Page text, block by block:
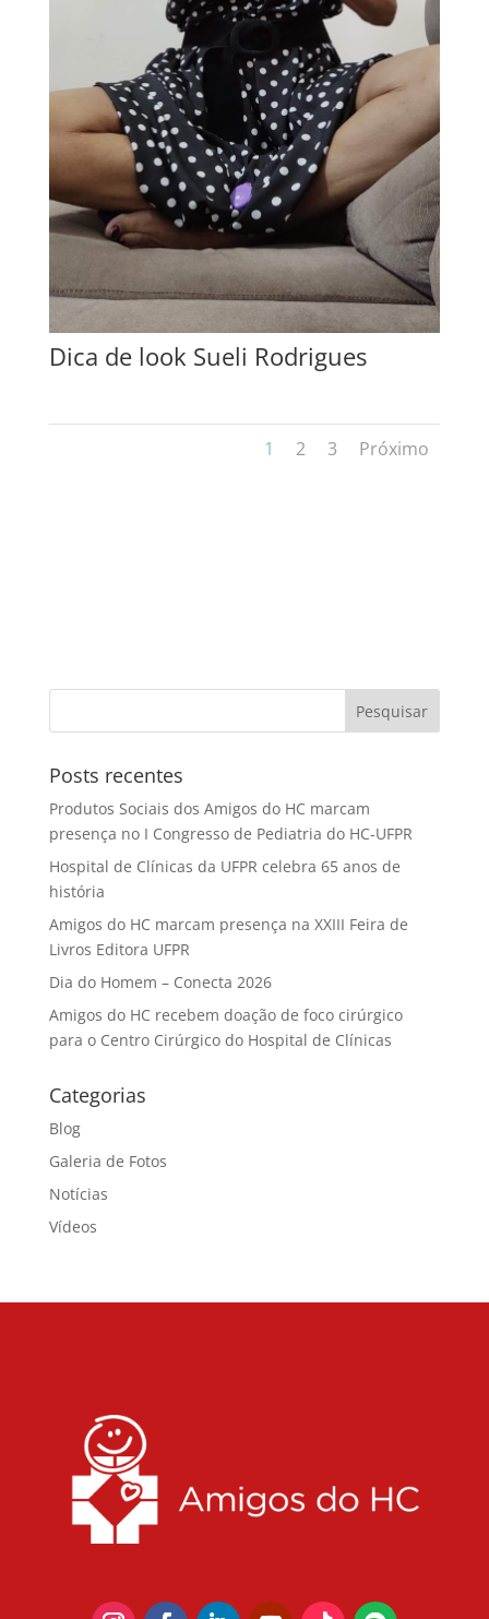
Dica de look Sueli Rodrigues
1 2 3 Próximo
Posts recentes
Produtos Sociais dos Amigos do HC marcam
presença no I Congresso de Pediatria do HC-UFPR
Hospital de Clínicas da UFPR celebra 65 anos de
história
Amigos do HC marcam presença na XXIII Feira de
Livros Editora UFPR
Dia do Homem – Conecta 2026
Amigos do HC recebem doação de foco cirúrgico
para o Centro Cirúrgico do Hospital de Clínicas
Categorias
Blog
Galeria de Fotos
Notícias
Vídeos